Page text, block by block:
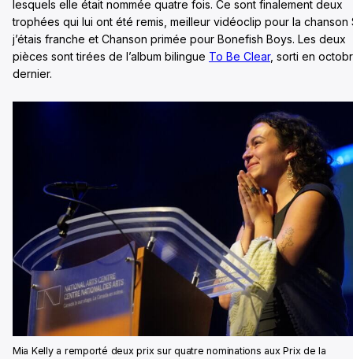
lesquels elle était nommée quatre fois. Ce sont finalement deux
trophées qui lui ont été remis, meilleur vidéoclip pour la chanson
j’étais franche et Chanson primée pour Bonefish Boys. Les deux
pièces sont tirées de l’album bilingue To Be Clear, sorti en
dernier.
Mia Kelly a remporté deux prix sur quatre nominations aux Prix de la